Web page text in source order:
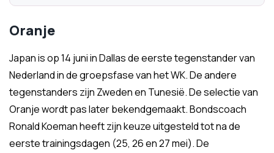
Oranje
Japan is op 14 juni in Dallas de eerste tegenstander van
Nederland in de groepsfase van het WK. De andere
tegenstanders zijn Zweden en Tunesië. De selectie van
Oranje wordt pas later bekendgemaakt. Bondscoach
Ronald Koeman heeft zijn keuze uitgesteld tot na de
eerste trainingsdagen (25, 26 en 27 mei). De